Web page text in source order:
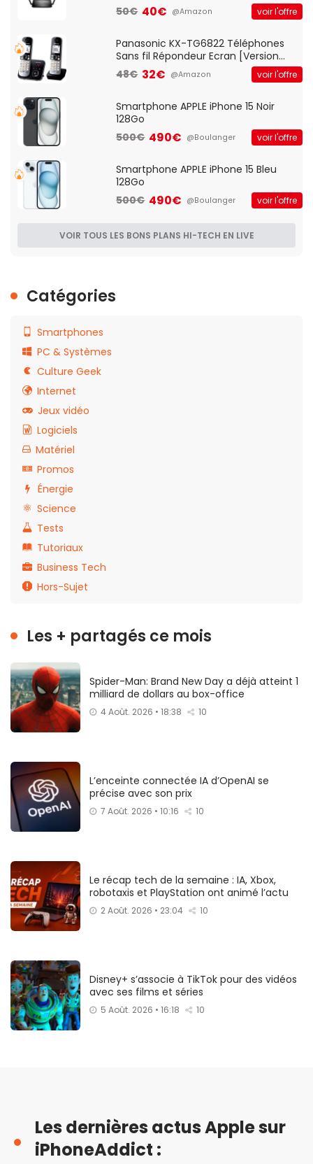
Client VPN, Triple Vlan, Mode Point
d'accès et Bridge, contrôle Parental,
50€ 40€ @Amazon voir l'offre
Panasonic KX-TG6822 Téléphones
Sans fil Répondeur Ecran [Version
Française]
48€ 32€ @Amazon voir l'offre
Smartphone APPLE iPhone 15 Noir
128Go
500€ 490€ @Boulanger voir l'offre
Smartphone APPLE iPhone 15 Bleu
128Go
500€ 490€ @Boulanger voir l'offre
VOIR TOUS LES BONS PLANS HI-TECH EN LIVE
Catégories
Smartphones
PC & Systèmes
Culture Geek
Internet
Jeux vidéo
Logiciels
Matériel
Promos
Énergie
Science
Tests
Tutoriaux
Business Tech
Hors-Sujet
Les + partagés ce mois
Spider-Man: Brand New Day a déjà atteint 1
milliard de dollars au box-office
4 Août. 2026 • 18:38 10
L’enceinte connectée IA d’OpenAI se
précise avec son prix
7 Août. 2026 • 10:16 10
Le récap tech de la semaine : IA, Xbox,
robotaxis et PlayStation ont animé l’actu
2 Août. 2026 • 23:04 10
Disney+ s’associe à TikTok pour des vidéos
avec ses films et séries
5 Août. 2026 • 16:18 10
Les dernières actus Apple sur
iPhoneAddict :